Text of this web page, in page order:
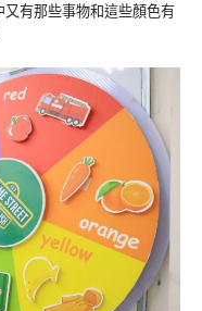
有那些事物和這些顏色有